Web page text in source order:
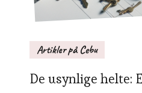
Artikler på Cebu
De usynlige helte: